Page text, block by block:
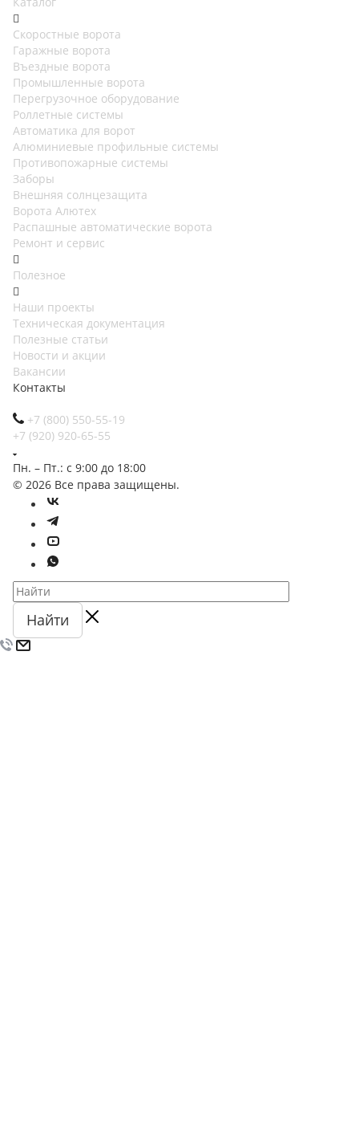
Скоростные ворота
Гаражные ворота
Въездные ворота
Промышленные ворота
Перегрузочное оборудование
Роллетные системы
Автоматика для ворот
Алюминиевые профильные системы
Противопожарные системы
Заборы
Внешняя солнцезащита
Ворота Алютех
Распашные автоматические ворота
Ремонт и сервис
Полезное
Наши проекты
Техническая документация
Полезные статьи
Новости и акции
Вакансии
Контакты
+7 (800) 550-55-19
+7 (920) 920-65-55
Пн. – Пт.: с 9:00 до 18:00
© 2026 Все права защищены.
Найти